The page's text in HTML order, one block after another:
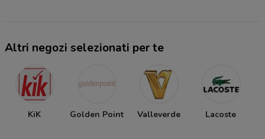
Altri negozi selezionati per te
KiK Golden Point Valleverde Lacoste